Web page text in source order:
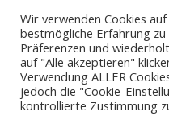
© 2023Der
Wir verwenden Cookies
bestmögliche Erfahrung
Präferenzen und
auf "Alle akzeptieren"
Verwendung ALLER
jedoch die "Cookie-
kontrollierte Zustimmung